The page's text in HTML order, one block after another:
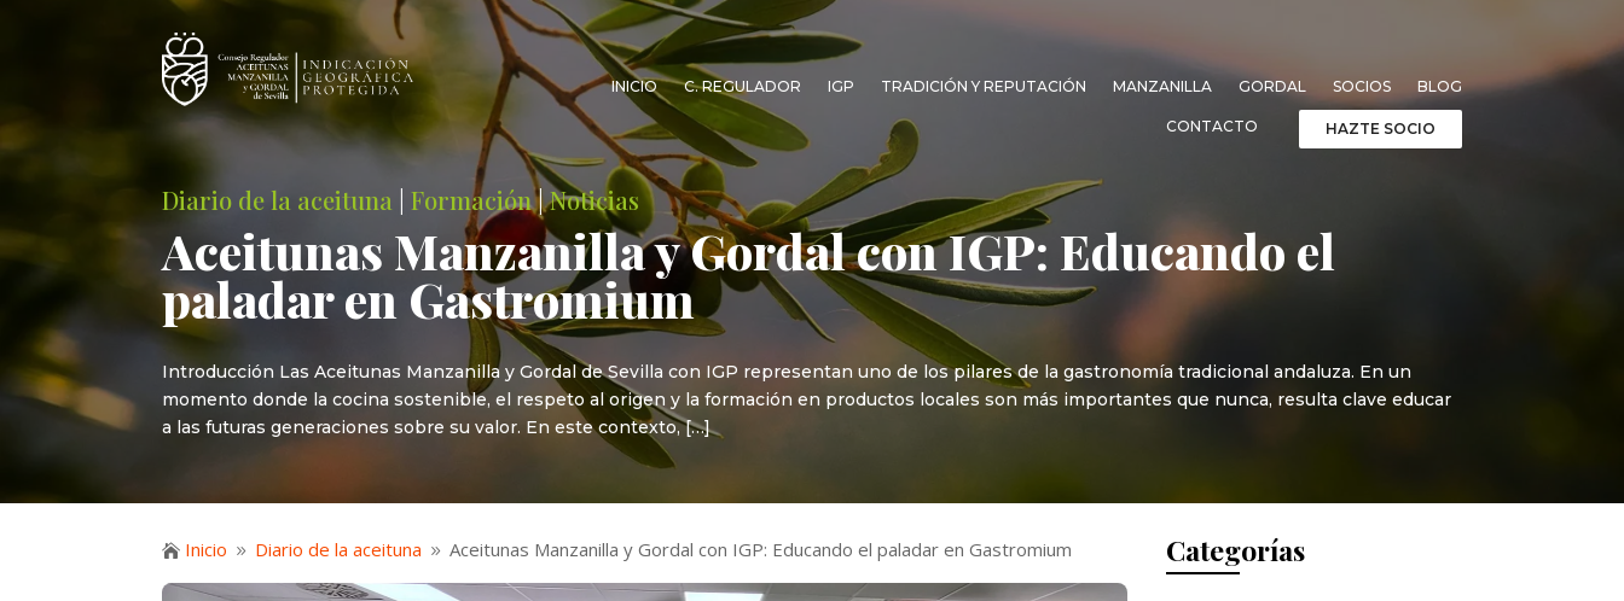
INICIO C. REGULADOR IGP TRADICIÓN Y REPUTACIÓN MANZANILLA GORDAL SOCIOS BLOG
CONTACTO HAZTE SOCIO
Diario de la aceituna |Formación|Noticias
Aceitunas Manzanilla y Gordal con IGP: Educando el
paladar en Gastromium
Introducción Las Aceitunas Manzanilla y Gordal de Sevilla con IGP representan uno de los pilares de la gastronomía tradicional andaluza. En un
momento donde la cocina sostenible, el respeto al origen y la formación en productos locales son más importantes que nunca, resulta clave educar
a las futuras generaciones sobre su valor. En este contexto, […]
 Inicio 9 Diario de la aceituna 9 Aceitunas Manzanilla y Gordal con IGP: Educando el paladar en Gastromium Categorías